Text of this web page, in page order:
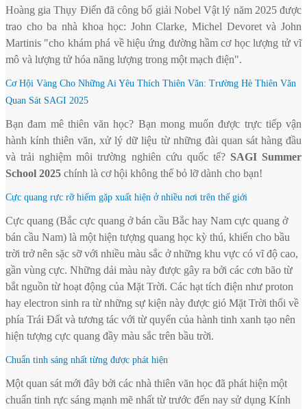
Hoàng gia Thụy Điển đã công bố giải Nobel Vật lý năm 2025 được
trao cho ba nhà khoa học: John Clarke, Michel Devoret và John
Martinis "cho khám phá về hiệu ứng đường hầm cơ học lượng tử vĩ
mô và lượng tử hóa năng lượng trong một mạch điện".
Cơ Hội Vàng Cho Những Ai Yêu Thích Thiên Văn: Trường Hè Thiên Văn
Quan Sát SAGI 2025
Bạn đam mê thiên văn học? Bạn mong muốn được trực tiếp vận
hành kính thiên văn, xử lý dữ liệu từ những đài quan sát hàng đầu
và trải nghiệm môi trường nghiên cứu quốc tế? SAGI Summer
School 2025 chính là cơ hội không thể bỏ lỡ dành cho bạn!
Cực quang rực rỡ hiếm gặp xuất hiện ở nhiều nơi trên thế giới
Cực quang (Bắc cực quang ở bán cầu Bắc hay Nam cực quang ở
bán cầu Nam) là một hiện tượng quang học kỳ thú, khiến cho bầu
trời trở nên sặc sỡ với nhiều màu sắc ở những khu vực có vĩ độ cao,
gần vùng cực. Những dải màu này được gây ra bởi các cơn bão từ
bắt nguồn từ hoạt động của Mặt Trời. Các hạt tích điện như proton
hay electron sinh ra từ những sự kiện này được gió Mặt Trời thổi về
phía Trái Đất và tương tác với từ quyển của hành tinh xanh tạo nên
hiện tượng cực quang đầy màu sắc trên bầu trời.
Chuẩn tinh sáng nhất từng được phát hiện
Một quan sát mới đây bởi các nhà thiên văn học đã phát hiện một
chuẩn tinh rực sáng mạnh mẽ nhất từ trước đến nay sử dụng Kính